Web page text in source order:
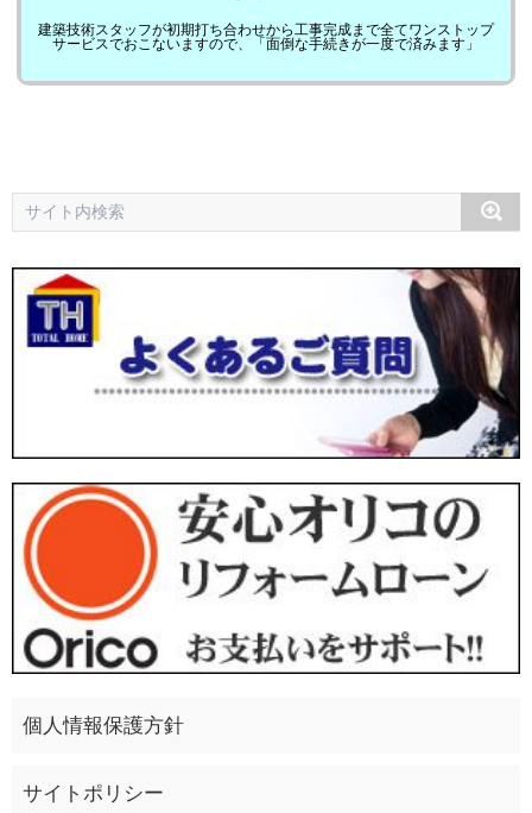
建築技術スタッフが初期打ち合わせから工事完成まで全てワンストップ
サービスでおこないますので、「面倒な手続きが一度で済みます」
個人情報保護方針
サイトポリシー